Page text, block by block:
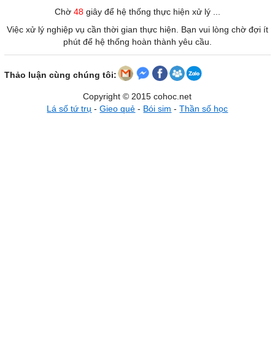
Chờ 48giây để hệ thống thực hiện xử lý ...
Việc xử lý nghiệp vụ cần thời gian thực hiện. Bạn vui lòng chờ đợi ít
phút để hệ thống hoàn thành yêu cầu.
Thảo luận cùng chúng tôi:
Copyright © 2015 cohoc.net
Lá số tứ trụ -Gieo quẻ - Bói sim -Thần số học